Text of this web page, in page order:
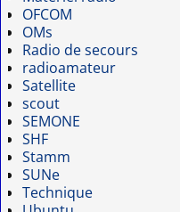
OFCOM
OMs
Radio de secours
radioamateur
Satellite
scout
SEMONE
SHF
Stamm
SUNe
Technique